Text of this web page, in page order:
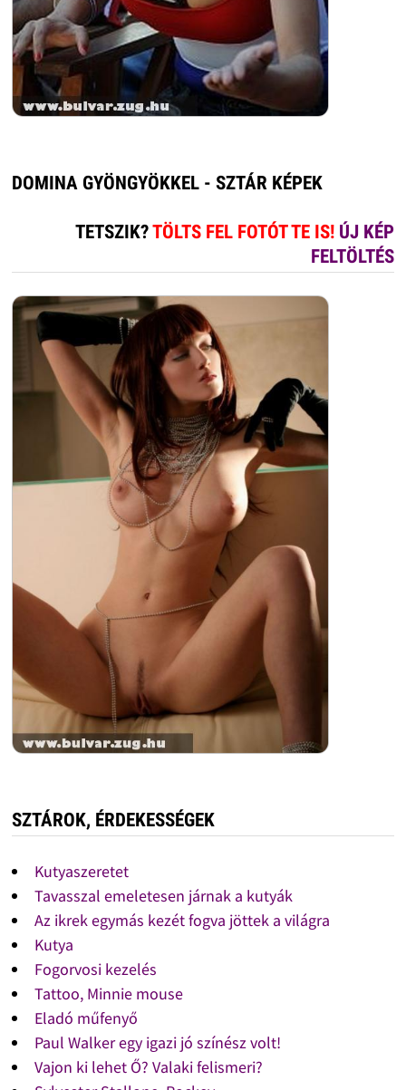
DOMINA GYÖNGYÖKKEL - SZTÁR KÉPEK
TETSZIK?TÖLTS FEL FOTÓT TE IS! ÚJ KÉP
FELTÖLTÉS
SZTÁROK, ÉRDEKESSÉGEK
Kutyaszeretet
Tavasszal emeletesen járnak a kutyák
Az ikrek egymás kezét fogva jöttek a világra
Kutya
Fogorvosi kezelés
Tattoo, Minnie mouse
Eladó műfenyő
Paul Walker egy igazi jó színész volt!
Vajon ki lehet Ő? Valaki felismeri?